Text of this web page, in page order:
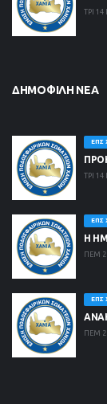
ΤΡΙ 14
ΔΗΜΟΦΙΛΉ ΝΈΑ
ΕΠΣ
ΤΡΙ 14
ΕΠΣ
Η
ΠΕΜ 2
ΕΠΣ
ΠΕΜ 2